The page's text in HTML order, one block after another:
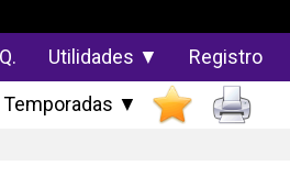
Utilidades ▼ Registro
Temporadas ▼